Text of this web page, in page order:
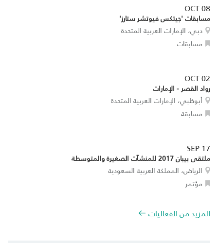
OCT 08
مسابقات 'جيتكس فيوتشر ستارز'
دبي، الإمارات العربية المتحدة
مسابقات
OCT 02
رواد القصر - الإمارات
أبوظبي، الإمارات العربية المتحدة
مسابقة
SEP 17
ملتقى بيبان 2017 للمنشآت الصغيرة والمتوسطة
الرياض، المملكة العربية السعودية
مؤتمر
المزيد من الفعاليات